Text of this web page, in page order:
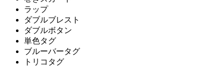
ラップ
ダブルブレスト
ダブルボタン
単色タグ
ブルーバータグ
トリコタグ